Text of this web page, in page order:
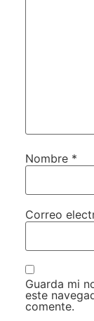
Nombre *
Correo
Guarda mi
este
comente.